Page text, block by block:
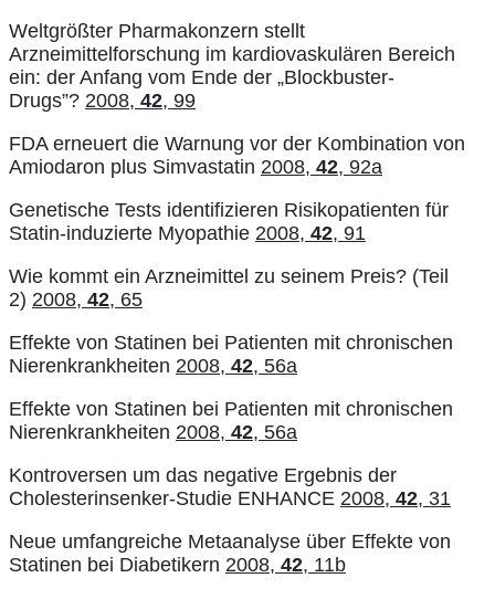
Weltgrößter Pharmakonzern stellt
Arzneimittelforschung im kardiovaskulären Bereich
ein: der Anfang vom Ende der „Blockbuster-
Drugs”? 2008, 42, 99
FDA erneuert die Warnung vor der Kombination von
Amiodaron plus Simvastatin 2008, 42, 92a
Genetische Tests identifizieren Risikopatienten für
Statin-induzierte Myopathie 2008, 42, 91
Wie kommt ein Arzneimittel zu seinem Preis? (Teil
2) 2008, 42, 65
Effekte von Statinen bei Patienten mit chronischen
Nierenkrankheiten 2008, 42, 56a
Effekte von Statinen bei Patienten mit chronischen
Nierenkrankheiten 2008, 42, 56a
Kontroversen um das negative Ergebnis der
Cholesterinsenker-Studie ENHANCE 2008, 42, 31
Neue umfangreiche Metaanalyse über Effekte von
Statinen bei Diabetikern 2008, 42, 11b